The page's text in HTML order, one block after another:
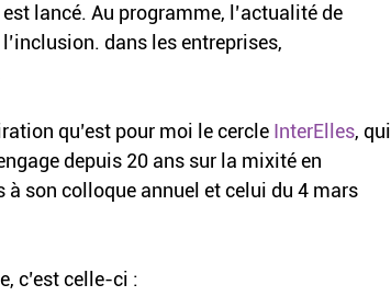
lancé. Au programme, l’actualité de
dans les entreprises,
qu’est pour moi le cercle InterElles, qui
depuis 20 ans sur la mixité en
son colloque annuel et celui du 4 mars
c’est celle-ci :